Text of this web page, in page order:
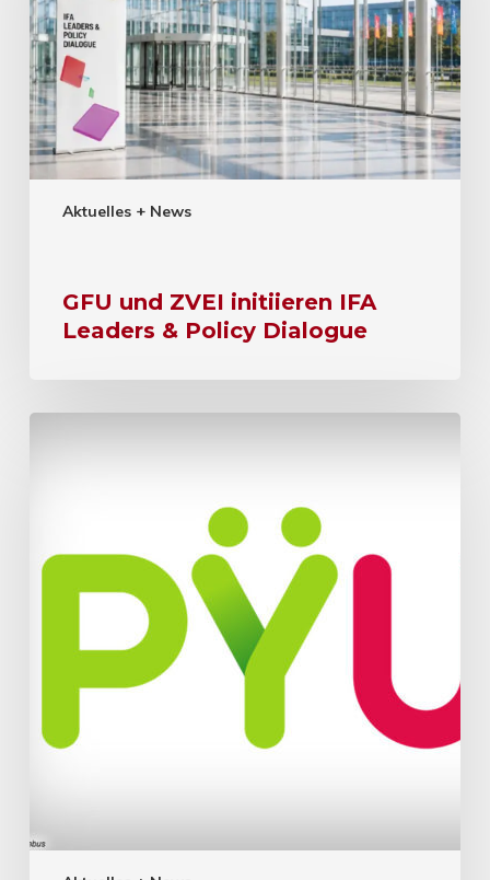
Aktuelles + News
GFU und ZVEI initiieren IFA
Leaders & Policy Dialogue